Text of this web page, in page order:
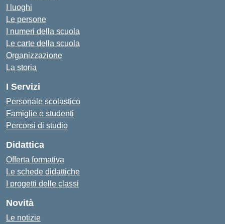
I luoghi
Le persone
I numeri della scuola
Le carte della scuola
Organizzazione
La storia
I Servizi
Personale scolastico
Famiglie e studenti
Percorsi di studio
Didattica
Offerta formativa
Le schede didattiche
I progetti delle classi
Novità
Le notizie